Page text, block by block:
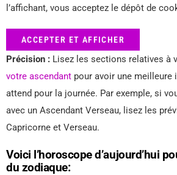
l’affichant, vous acceptez le dépôt de
ACCEPTER ET AFFICHER
Précision : Lisez les sections relatives à
votre ascendant pour avoir une meilleure
attend pour la journée. Par exemple, si
avec un Ascendant Verseau, lisez les
Capricorne et Verseau.
Voici l’horoscope d’aujourd’hui
du zodiaque: